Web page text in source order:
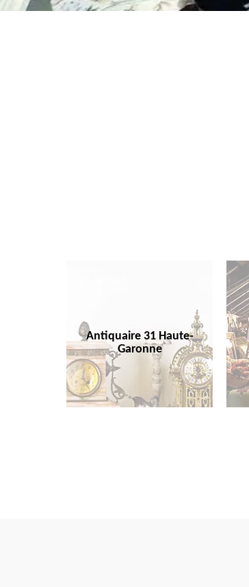
Antiquaire 31 Haute-
Garonne